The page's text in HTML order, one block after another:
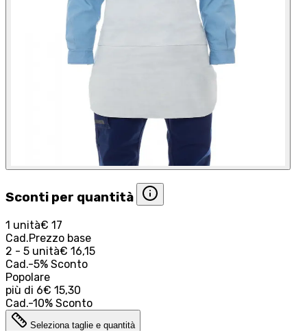
Sconti per quantità
1 unità€ 17
Cad.Prezzo base
2 - 5 unità€ 16,15
Cad.-5% Sconto
Popolare
più di 6€ 15,30
Cad.-10% Sconto
Seleziona taglie e quantità